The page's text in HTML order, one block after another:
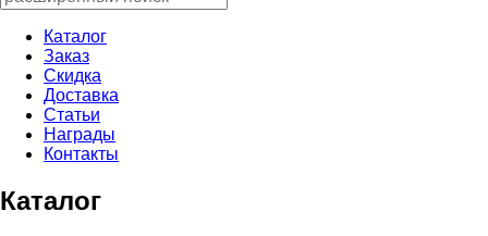
Каталог
Заказ
Скидка
Доставка
Статьи
Награды
Контакты
Каталог